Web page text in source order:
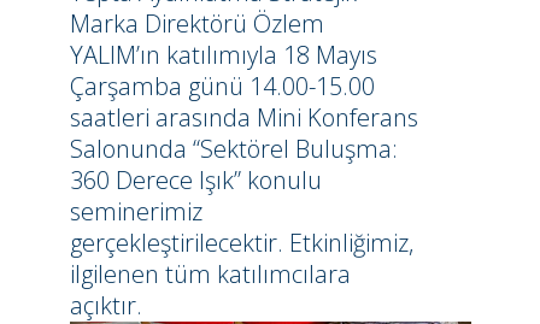
Marka Direktörü Özlem
YALIM’ın katılımıyla 18 Mayıs
Çarşamba günü 14.00-15.00
saatleri arasında Mini Konferans
Salonunda “Sektörel Buluşma:
360 Derece Işık” konulu
seminerimiz
gerçekleştirilecektir. Etkinliğimiz,
ilgilenen tüm katılımcılara
açıktır.